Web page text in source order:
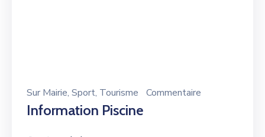
Sur Mairie‚ Sport‚ Tourisme Commentaire
Information Piscine